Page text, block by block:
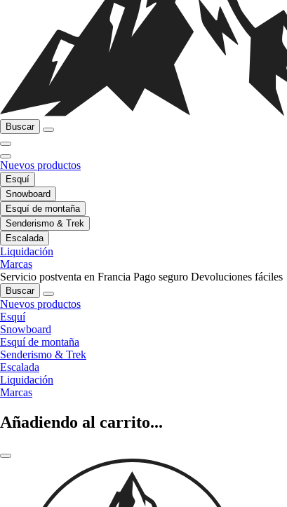
Buscar
Nuevos productos
Esquí
Snowboard
Esquí de montaña
Senderismo & Trek
Escalada
Liquidación
Marcas
Servicio postventa en Francia Pago seguro Devoluciones fáciles
Buscar
Nuevos productos
Esquí
Snowboard
Esquí de montaña
Senderismo & Trek
Escalada
Liquidación
Marcas
Añadiendo al carrito...